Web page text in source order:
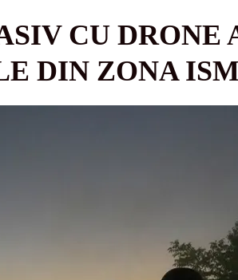
CU DRONE
DIN ZONA